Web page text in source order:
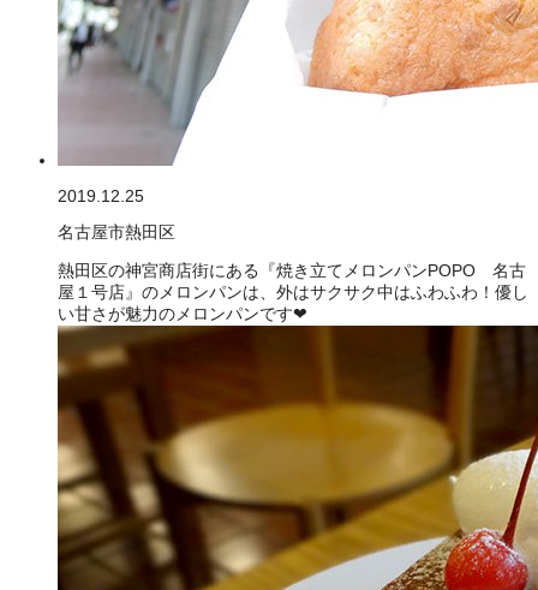
2019.12.25
名古屋市熱田区
熱田区の神宮商店街にある『焼き立てメロンパンPOPO 名古
屋１号店』のメロンパンは、外はサクサク中はふわふわ！優し
い甘さが魅力のメロンパンです❤